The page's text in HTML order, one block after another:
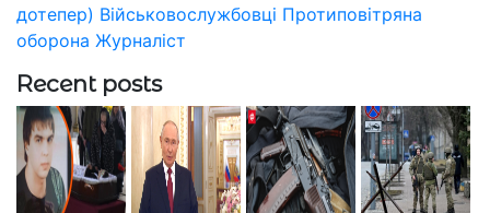
дотепер) Військовослужбовці Протиповітряна
оборона Журналіст
Recent posts